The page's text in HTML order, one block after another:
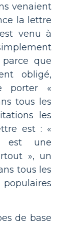
venaient
la lettre
venu à
que
obligé,
porter «
tous les
les
est : «
est une
», un
tous les
de base